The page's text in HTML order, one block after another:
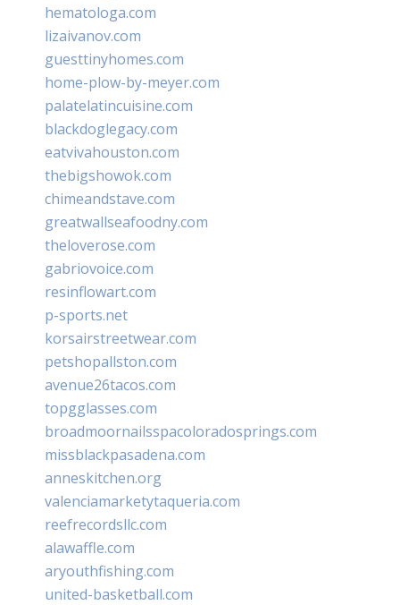
hematologa.com
lizaivanov.com
guesttinyhomes.com
home-plow-by-meyer.com
palatelatincuisine.com
blackdoglegacy.com
eatvivahouston.com
thebigshowok.com
chimeandstave.com
greatwallseafoodny.com
theloverose.com
gabriovoice.com
resinflowart.com
p-sports.net
korsairstreetwear.com
petshopallston.com
avenue26tacos.com
topgglasses.com
broadmoornailsspacoloradosprings.com
missblackpasadena.com
anneskitchen.org
valenciamarketytaqueria.com
reefrecordsllc.com
alawaffle.com
aryouthfishing.com
united-basketball.com